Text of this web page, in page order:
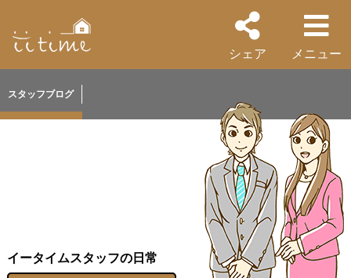
シェア メニュー
スタッフブログ
イータイムスタッフの日常